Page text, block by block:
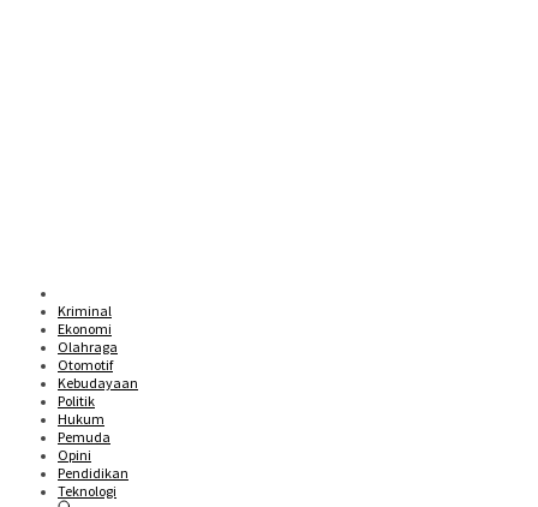
Kriminal
Ekonomi
Olahraga
Otomotif
Kebudayaan
Politik
Hukum
Pemuda
Opini
Pendidikan
Teknologi